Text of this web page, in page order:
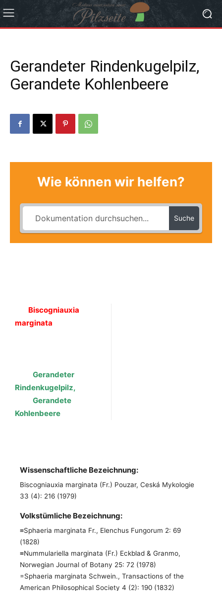
Gerandeter Rindenkugelpilz,
Gerandete Kohlenbeere
Wie können wir helfen?
Suche
Biscogniauxia
marginata
Gerandeter
Rindenkugelpilz,
Gerandete
Kohlenbeere
Wissenschaftliche Bezeichnung:
Biscogniauxia marginata (Fr.) Pouzar, Ceská Mykologie
33 (4): 216 (1979)
Volkstümliche Bezeichnung:
≡Sphaeria marginata Fr., Elenchus Fungorum 2: 69
(1828)
≡Nummulariella marginata (Fr.) Eckblad & Granmo,
Norwegian Journal of Botany 25: 72 (1978)
=Sphaeria marginata Schwein., Transactions of the
American Philosophical Society 4 (2): 190 (1832)